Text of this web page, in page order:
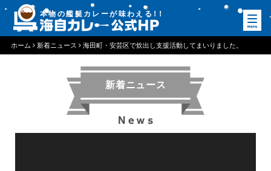
本物の艦艇カレーが味わえる ！！
ホーム 新着ニュース 海田町・安芸区で炊出し支援活動してまいりました。
新着ニュース
News